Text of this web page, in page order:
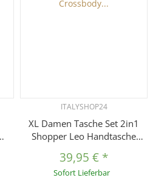
ITALYSHOP24
XL Damen Tasche Set 2in1
Shopper Leo Handtasche
Schultertasche Wildleder
Optik Umhängetasche Cross-
39,95 € *
Sofort Lieferbar